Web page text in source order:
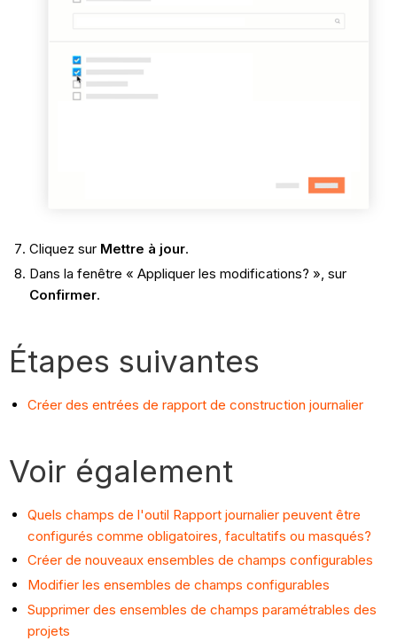
Cliquez sur Mettre à jour.
Dans la fenêtre « Appliquer les modifications? », sur
Confirmer.
Étapes suivantes
Créer des entrées de rapport de construction journalier
Voir également
Quels champs de l'outil Rapport journalier peuvent être
configurés comme obligatoires, facultatifs ou masqués?
Créer de nouveaux ensembles de champs configurables
Modifier les ensembles de champs configurables
Supprimer des ensembles de champs paramétrables des
projets